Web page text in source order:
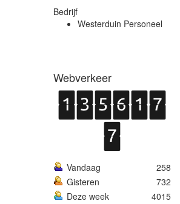
Bedrijf
Westerduin Personeel
Webverkeer
Vandaag
258
Gisteren
732
Deze week
4015